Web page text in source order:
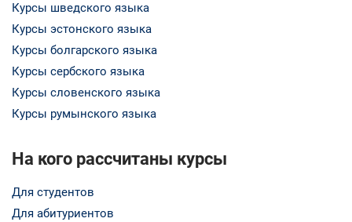
Курсы шведского языка
Курсы эстонского языка
Курсы болгарского языка
Курсы сербского языка
Курсы словенского языка
Курсы румынского языка
На кого рассчитаны курсы
Для студентов
Для абитуриентов